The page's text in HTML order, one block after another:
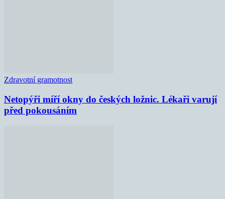
Zdravotní gramotnost
Netopýři míří okny do českých ložnic. Lékaři varují
před pokousáním